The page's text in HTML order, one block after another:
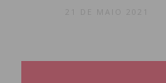
21 DE MAIO 2021